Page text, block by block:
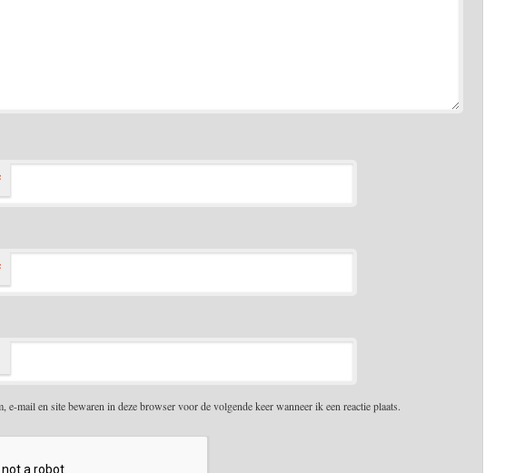
e-mail en site bewaren in deze browser voor de volgende keer wanneer ik een reactie plaats.